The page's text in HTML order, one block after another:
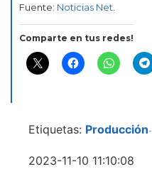
Fuente: Noticias Net
Comparte en tus redes!
Etiquetas: Producción-
2023-11-10 11:10:08